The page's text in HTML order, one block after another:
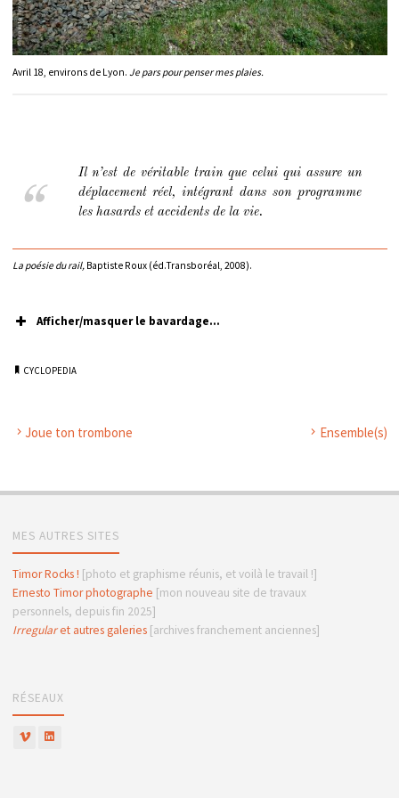
Avril 18, environs de Lyon. Je pars pour penser mes plaies.
Il n’est de véritable train que celui qui assure un
déplacement réel, intégrant dans son programme
les hasards et accidents de la vie.
La poésie du rail,Baptiste Roux (éd.Transboréal, 2008).
Afficher/masquer le bavardage...
CYCLOPEDIA
Joue ton trombone Ensemble(s)
MES AUTRES SITES
Timor Rocks ! [photo et graphisme réunis, et voilà le travail !]
Ernesto Timor photographe [mon nouveau site de travaux
personnels, depuis fin 2025]
Irregularet autres galeries[archives franchement anciennes]
RÉSEAUX